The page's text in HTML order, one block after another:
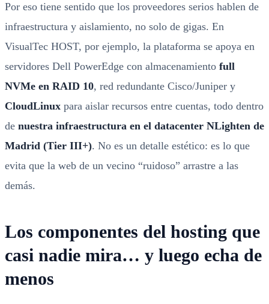
Por eso tiene sentido que los proveedores serios hablen de
infraestructura y aislamiento, no solo de gigas. En
VisualTec HOST, por ejemplo, la plataforma se apoya en
servidores Dell PowerEdge con almacenamiento full
NVMe en RAID 10, red redundante Cisco/Juniper y
CloudLinux para aislar recursos entre cuentas, todo dentro
de nuestra infraestructura en el datacenter NLighten de
Madrid (Tier III+). No es un detalle estético: es lo que
evita que la web de un vecino “ruidoso” arrastre a las
demás.
Los componentes del hosting que
casi nadie mira… y luego echa de
menos